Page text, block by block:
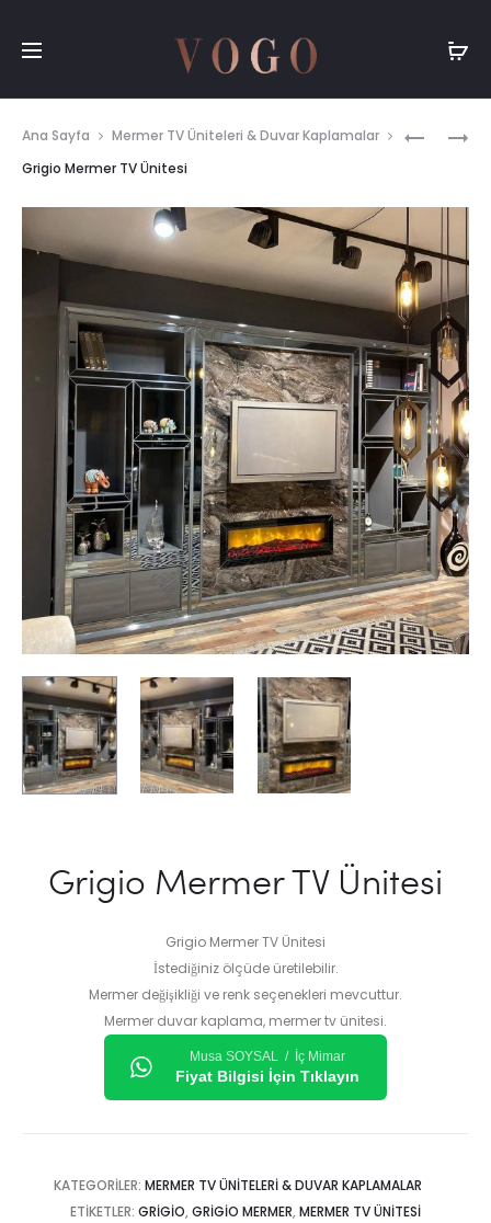
MERMER
DUVAR
KAPLAMA
MERMER
Ana Sayfa
Mermer TV Üniteleri & Duvar Kaplamalar
Grigio Mermer TV Ünitesi
Grigio Mermer TV Ünitesi
Grigio Mermer TV Ünitesi
İstediğiniz ölçüde üretilebilir.
Mermer değişikliği ve renk seçenekleri mevcuttur.
Mermer duvar kaplama, mermer tv ünitesi.
Musa SOYSAL / İç Mimar
Fiyat Bilgisi İçin Tıklayın
KATEGORILER: MERMER TV ÜNITELERI & DUVAR KAPLAMALAR
ETIKETLER: GRIGIO, GRIGIO MERMER, MERMER TV ÜNITESI